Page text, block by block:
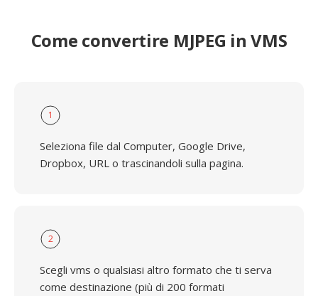
Come convertire MJPEG in VMS
1
Seleziona file dal Computer, Google Drive,
Dropbox, URL o trascinandoli sulla pagina.
2
Scegli vms o qualsiasi altro formato che ti serva
come destinazione (più di 200 formati